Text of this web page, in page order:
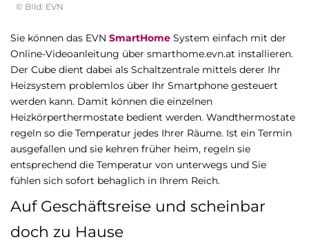
© BIld: EVN
Sie können das EVN SmartHome System einfach mit der
Online-Videoanleitung über smarthome.evn.at installieren.
Der Cube dient dabei als Schaltzentrale mittels derer Ihr
Heizsystem problemlos über Ihr Smartphone gesteuert
werden kann. Damit können die einzelnen
Heizkörperthermostate bedient werden. Wandthermostate
regeln so die Temperatur jedes Ihrer Räume. Ist ein Termin
ausgefallen und sie kehren früher heim, regeln sie
entsprechend die Temperatur von unterwegs und Sie
fühlen sich sofort behaglich in Ihrem Reich.
Auf Geschäftsreise und scheinbar
doch zu Hause